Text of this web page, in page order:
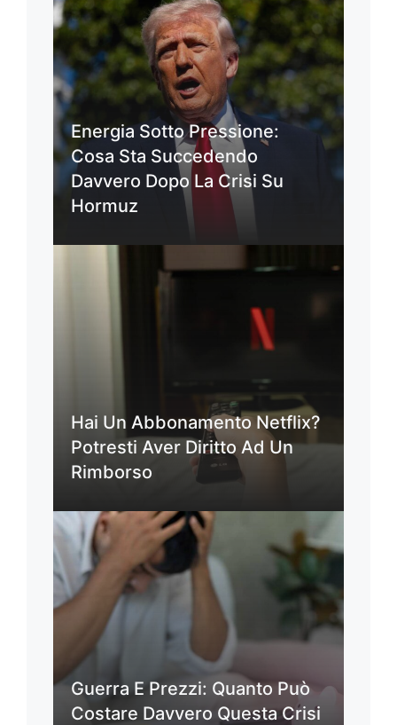
Energia Sotto Pressione:
Cosa Sta Succedendo
Davvero Dopo La Crisi Su
Hormuz
Hai Un Abbonamento Netflix?
Potresti Aver Diritto Ad Un
Rimborso
Guerra E Prezzi: Quanto Può
Costare Davvero Questa Crisi